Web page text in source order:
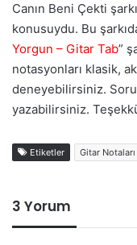
Canın Beni Çekti
konusuydu. Bu
Yorgun – Gitar Tab”
notasyonları klasik,
deneyebilirsiniz.
yazabilirsiniz.
Etiketler Gitar Notaları
3 Yorum